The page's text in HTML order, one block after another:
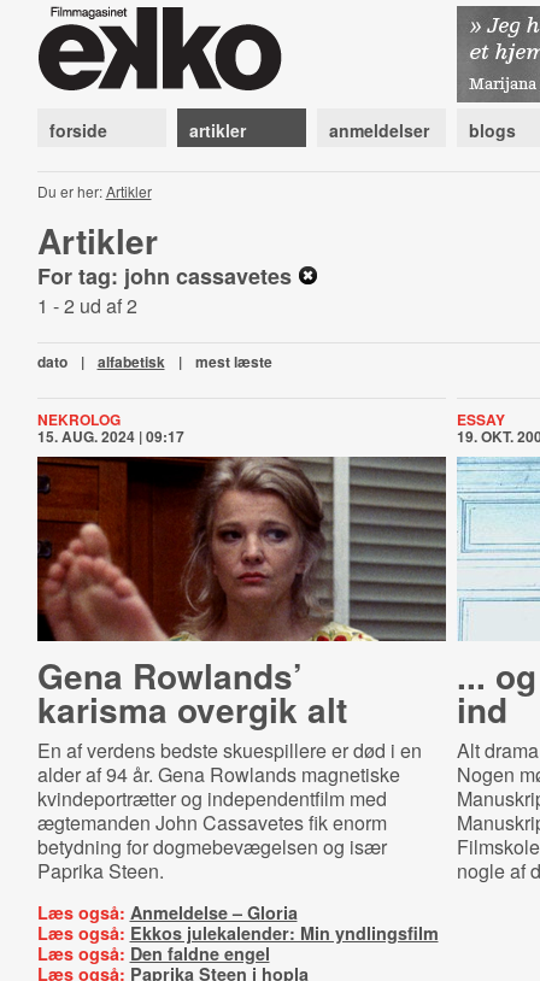
forside artikler anmeldelser blogs
Du er her:Artikler
Artikler
For tag: john cassavetes
1 - 2 ud af 2
dato | alfabetisk | mest læste
NEKROLOG
15. AUG. 2024 | 09:17
Gena Rowlands’
karisma overgik alt
En af verdens bedste skuespillere er død i en
alder af 94 år. Gena Rowlands magnetiske
kvindeportrætter og independentfilm med
ægtemanden John Cassavetes fik enorm
betydning for dogmebevægelsen og især
Paprika Steen.
Læs også: Anmeldelse – Gloria
Læs også: Ekkos julekalender: Min yndlingsfilm
Læs også: Den faldne engel
Læs også: Paprika Steen i hopla
ESSAY
19. OKT.
...
ind
Alt
Nogen
nogle af